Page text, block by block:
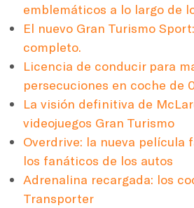
emblemáticos a lo largo de
El nuevo Gran Turismo
completo.
Licencia de conducir para
persecuciones en coche de
La visión definitiva de
videojuegos Gran Turismo
Overdrive: la nueva película
los fanáticos de los autos
Adrenalina recargada: los
Transporter